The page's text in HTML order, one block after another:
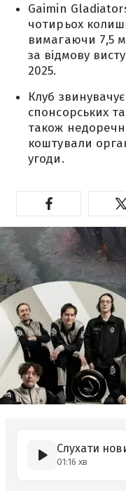
Gaimin
чотирьох
вимагаючи 7,5
за відмову
2025.
Клуб
спонсорських
також
коштували
угоди.
Слухати
01:16 хв